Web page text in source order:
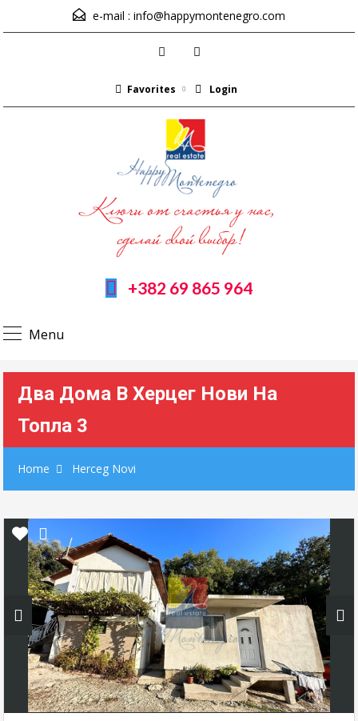
e-mail : info@happymontenegro.com
Favorites Login
+382 69 865 964
Menu
Два Дома В Херцег Нови На
Топла 3
Home Herceg Novi